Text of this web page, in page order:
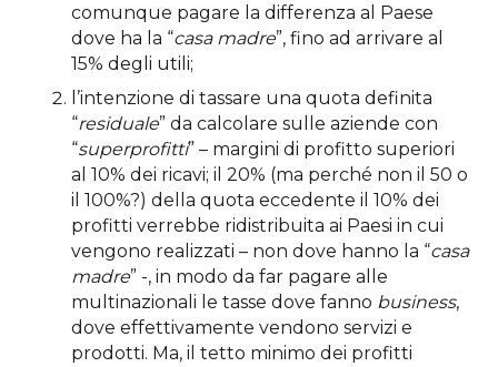
comunque pagare la differenza al Paese
dove ha la “casa madre”, fino ad arrivare al
15% degli utili;
l’intenzione di tassare una quota definita
“residuale” da calcolare sulle aziende con
“superprofitti” – margini di profitto superiori
al 10% dei ricavi; il 20% (ma perché non il 50 o
il 100%?) della quota eccedente il 10% dei
profitti verrebbe ridistribuita ai Paesi in cui
vengono realizzati – non dove hanno la “casa
madre” -, in modo da far pagare alle
multinazionali le tasse dove fanno business,
dove effettivamente vendono servizi e
prodotti. Ma, il tetto minimo dei profitti